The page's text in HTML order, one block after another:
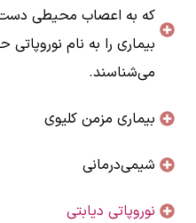
که به اعصاب محیطی دست
بیماری را به نام
می‌شناسند.
بیماری مزمن کلیوی
شیمی‌درمانی
نوروپاتی دیابتی